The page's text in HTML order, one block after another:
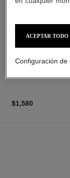
Les Eaux de
$1,580
ACEPTAR TODO
Configuración de